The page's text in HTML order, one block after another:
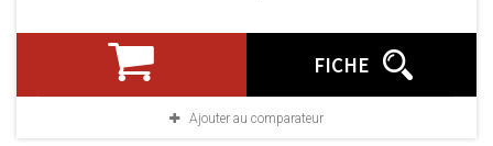
FICHE
Ajouter au comparateur